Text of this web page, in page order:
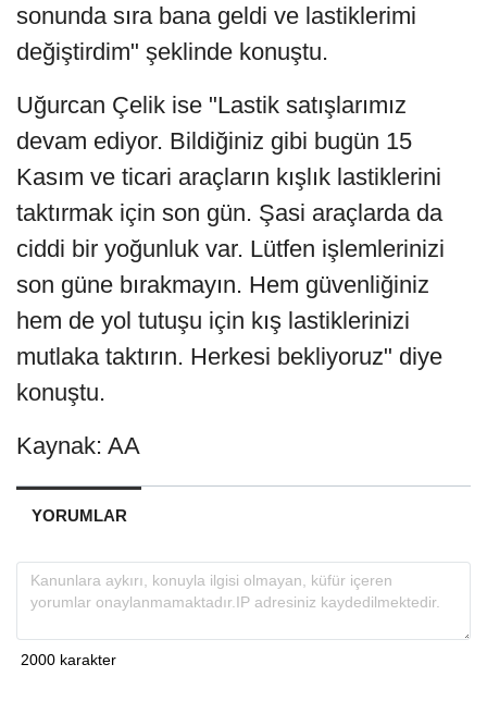
sonunda sıra bana geldi ve lastiklerimi
değiştirdim" şeklinde konuştu.
Uğurcan Çelik ise "Lastik satışlarımız
devam ediyor. Bildiğiniz gibi bugün 15
Kasım ve ticari araçların kışlık lastiklerini
taktırmak için son gün. Şasi araçlarda da
ciddi bir yoğunluk var. Lütfen işlemlerinizi
son güne bırakmayın. Hem güvenliğiniz
hem de yol tutuşu için kış lastiklerinizi
mutlaka taktırın. Herkesi bekliyoruz" diye
konuştu.
Kaynak: AA
YORUMLAR